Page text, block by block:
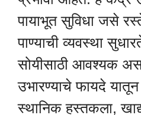
पायाभूत सुविधा जसे
पाण्याची व्यवस्था
सोयीसाठी आवश्यक
उभारण्याचे फायदे
स्थानिक हस्तकला,